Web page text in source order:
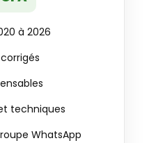
à 2026
techniques
WhatsApp